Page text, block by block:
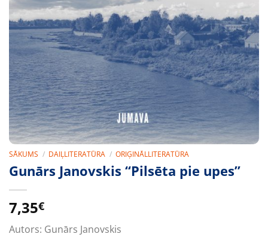
SĀKUMS / DAIĻLITERATŪRA / ORIĢINĀLLITERATŪRA
Gunārs Janovskis “Pilsēta pie upes”
7,35€
Autors: Gunārs Janovskis